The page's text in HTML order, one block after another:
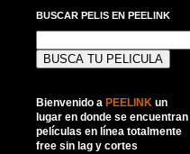
BUSCAR PELIS EN PEELINK
Bienvenido a PEELINK un
lugar en donde se encuentran
películas en línea totalmente
free sin lag y cortes